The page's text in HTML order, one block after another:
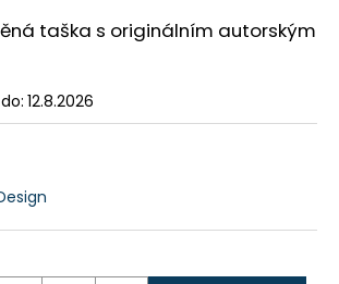
taška s originálním autorským
12.8.2026